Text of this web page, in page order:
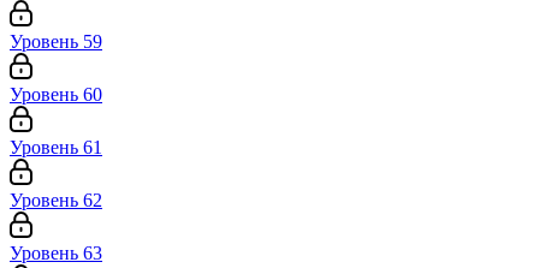
Уровень 59
Уровень 60
Уровень 61
Уровень 62
Уровень 63